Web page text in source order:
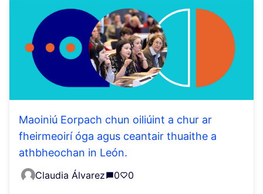
Maoiniú Eorpach chun oiliúint a chur ar
fheirmeoirí óga agus ceantair thuaithe a
athbheochan in León.
Claudia Álvarez 0 0